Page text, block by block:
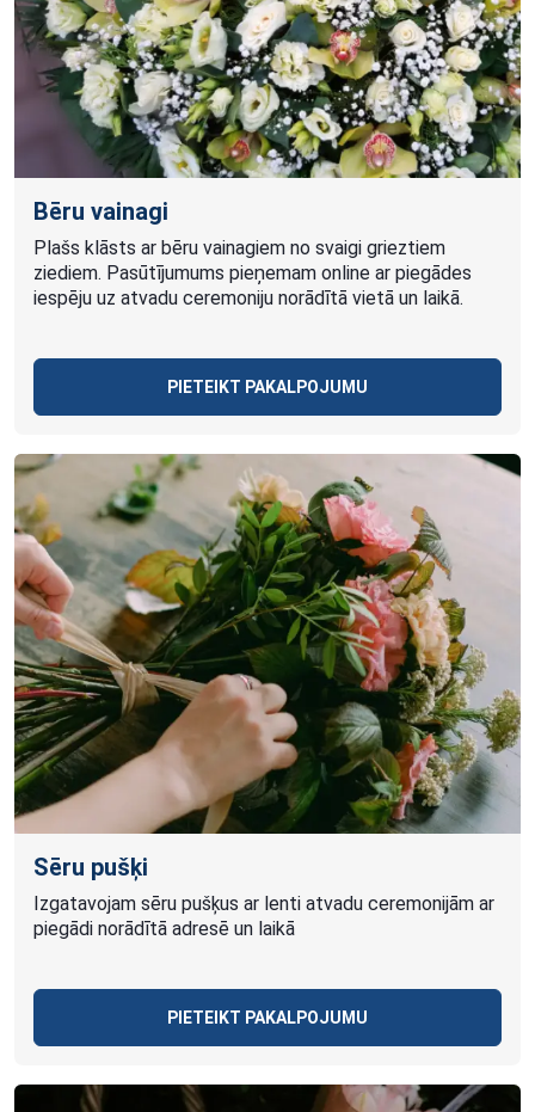
Bēru vainagi
Plašs klāsts ar bēru vainagiem no svaigi grieztiem
ziediem. Pasūtījumums pieņemam online ar piegādes
iespēju uz atvadu ceremoniju norādītā vietā un laikā.
PIETEIKT PAKALPOJUMU
Sēru pušķi
Izgatavojam sēru pušķus ar lenti atvadu ceremonijām ar
piegādi norādītā adresē un laikā
PIETEIKT PAKALPOJUMU